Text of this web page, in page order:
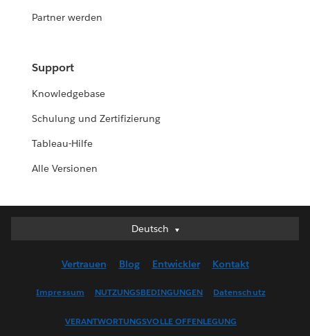
Partner werden
Support
Knowledgebase
Schulung und Zertifizierung
Tableau-Hilfe
Alle Versionen
Deutsch
Deutsch
English (US)
Français (France)
Vertrauen Blog Entwickler Kontakt
Impressum NUTZUNGSBEDINGUNGEN Datenschutz
VERANTWORTUNGSVOLLE OFFENLEGUNG